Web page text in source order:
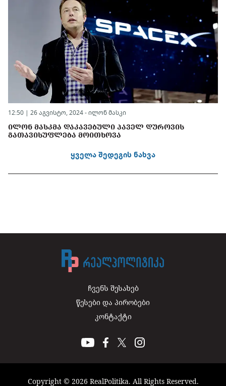
12:50 | 26 აგვისტო, 2024 - ილონ მასკი
ᲘᲚᲝᲜ ᲛᲐᲡᲙᲛᲐ ᲓᲐᲙᲐᲕᲔᲑᲣᲚᲘ ᲞᲐᲕᲔᲚ ᲓᲣᲠᲝᲕᲘᲡ
ᲒᲐᲗᲐᲕᲘᲡᲣᲤᲚᲔᲑᲐ ᲛᲝᲘᲗᲮᲝᲕᲐ
ყველა შედეგის ნახვა
ჩვენს შესახებ
წესები და პირობები
კონტაქტი
Copyright © 2026 RealPolitika. All Rights Reserved.